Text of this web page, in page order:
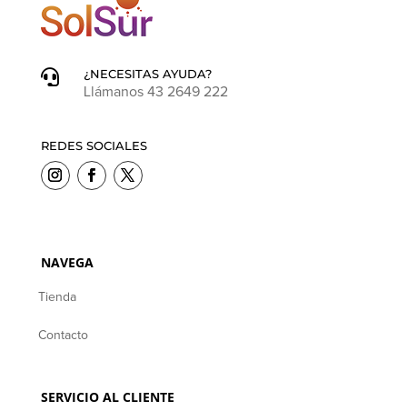

¿NECESITAS AYUDA?
Llámanos 43 2649 222
REDES SOCIALES
NAVEGA
Tienda
Contacto
SERVICIO AL CLIENTE